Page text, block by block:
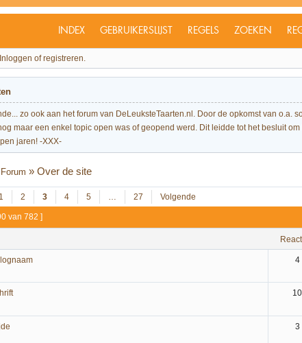
INDEX GEBRUIKERSLIJST REGELS ZOEKEN
Inloggen of registreren.
zo ook aan het forum van DeLeuksteTaarten.nl. Door de opkomst van o.a.
maar een enkel topic open was of geopend werd. Dit leidde tot het besluit
jaren! -XXX-
»Over de site
1 2 3 4 5 … 27 Volgende
van 782 ]
4
10
3